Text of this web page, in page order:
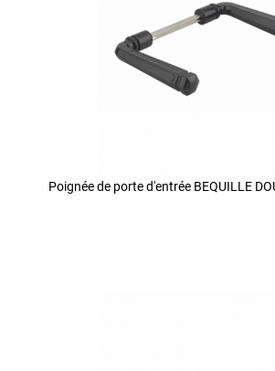
Poignée de porte d'entrée BEQUILLE